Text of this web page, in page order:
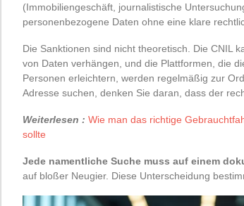
(Immobiliengeschäft, journalistische
personenbezogene Daten ohne eine klare
Die Sanktionen sind nicht theoretisch. Die CNIL
von Daten verhängen, und die Plattformen, die
Personen erleichtern, werden regelmäßig zur
Adresse suchen, denken Sie daran, dass der
Weiterlesen : Wie man das richtige
sollte
Jede namentliche Suche muss auf einem
auf bloßer Neugier. Diese Unterscheidung